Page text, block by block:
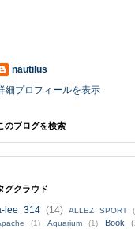
nautilus
細プロフィールを表示
のブログを検索
グクラウド
lee 314 (14) ALLEZ SPORT
(1) Aquarium (1) Book